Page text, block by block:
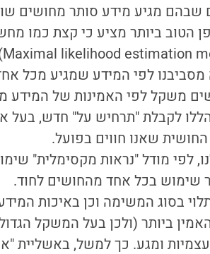
שבהם מגיע מידע סותר מחושים
הטוב ביותר מציע כי קצת כמו
לפי המידע שמגיע מכל
משקל לפי האמינות של המידע
לקבלת "תרחיש על" חדש, בעל
שאנו חווים בפועל.
לפי מודל "נראות מקסימלית"
שימוש בכל אחד מהחושים לחוד.
בסוג המשימה וכן באיכות
ביותר (ולכן בעל המשקל